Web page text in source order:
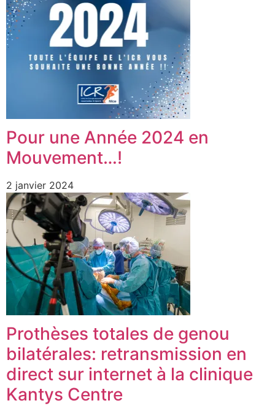
Pour une Année 2024 en
Mouvement…!
2 janvier 2024
Prothèses totales de genou
bilatérales: retransmission en
direct sur internet à la clinique
Kantys Centre